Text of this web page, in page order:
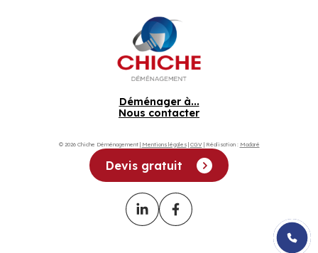
Déménager à...
Nous contacter
© 2026 Chiche Déménagement | Mentions légales| CGV| Réalisation : Madaré
Devis gratuit